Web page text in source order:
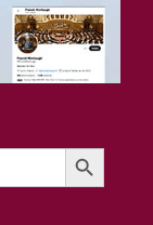
Search Button